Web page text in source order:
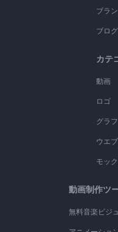
ブラ
ブログ
カテ
動画
ロゴ
グラ
ウエ
モッ
動画制作ツ
無料音楽ビジ